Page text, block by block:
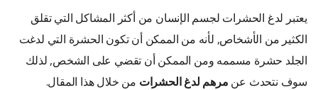
يعتبر لدغ الحشرات لجسم الإنسان من أكثر المشاكل التي تقلق
الكثير من الأشخاص, لأنه من الممكن أن تكون الحشرة التي لدغت
الجلد حشرة مسممه ومن الممكن أن تقضي على الشخص, لذلك
سوف نتحدث عن مرهم لدغ الحشرات من خلال هذا المقال.